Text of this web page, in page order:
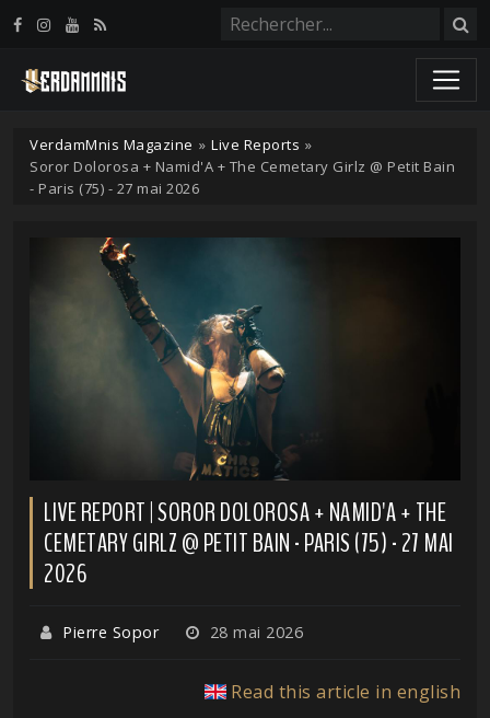
VerdamMnis Magazine » Live Reports »
Soror Dolorosa + Namid'A + The Cemetary Girlz @ Petit Bain
- Paris (75) - 27 mai 2026
LIVE REPORT | SOROR DOLOROSA + NAMID'A + THE
CEMETARY GIRLZ @ PETIT BAIN - PARIS (75) - 27 MAI
2026
Pierre Sopor 28 mai 2026
Read this article in english
Panneau de gestion des cookies